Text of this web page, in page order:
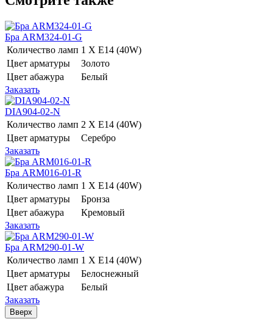
Бра ARM324-01-G
Количество ламп 1 Х E14 (40W)
Цвет арматуры
Золото
Цвет абажура
Белый
Заказать
DIA904-02-N
Количество ламп 2 Х E14 (40W)
Цвет арматуры
Серебро
Заказать
Бра ARM016-01-R
Количество ламп 1 Х E14 (40W)
Цвет арматуры
Бронза
Цвет абажура
Кремовый
Заказать
Бра ARM290-01-W
Количество ламп 1 Х E14 (40W)
Цвет арматуры
Белоснежный
Цвет абажура
Белый
Заказать
Вверх